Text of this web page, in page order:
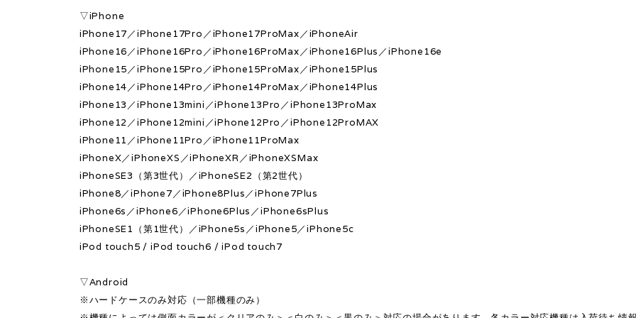
▽iPhone
iPhone17／iPhone17Pro／iPhone17ProMax／iPhoneAir
iPhone16／iPhone16Pro／iPhone16ProMax／iPhone16Plus／iPhone16e
iPhone15／iPhone15Pro／iPhone15ProMax／iPhone15Plus
iPhone14／iPhone14Pro／iPhone14ProMax／iPhone14Plus
iPhone13／iPhone13mini／iPhone13Pro／iPhone13ProMax
iPhone12／iPhone12mini／iPhone12Pro／iPhone12ProMAX
iPhone11／iPhone11Pro／iPhone11ProMax
iPhoneX／iPhoneXS／iPhoneXR／iPhoneXSMax
iPhoneSE3（第3世代）／iPhoneSE2（第2世代）
iPhone8／iPhone7／iPhone8Plus／iPhone7Plus
iPhone6s／iPhone6／iPhone6Plus／iPhone6sPlus
iPhoneSE1（第1世代）／iPhone5s／iPhone5／iPhone5c
iPod touch5 / iPod touch6 / iPod touch7
▽Android
※ハードケースのみ対応（一部機種のみ）